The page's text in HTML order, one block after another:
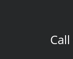
Call